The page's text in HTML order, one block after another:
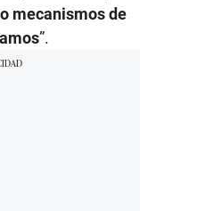
mecanismos de
”.